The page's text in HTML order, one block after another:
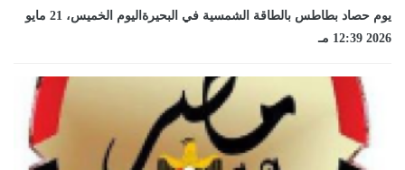
يوم حصاد بطاطس بالطاقة الشمسية في البحيرةاليوم الخميس، 21 مايو
2026 12:39 مـ